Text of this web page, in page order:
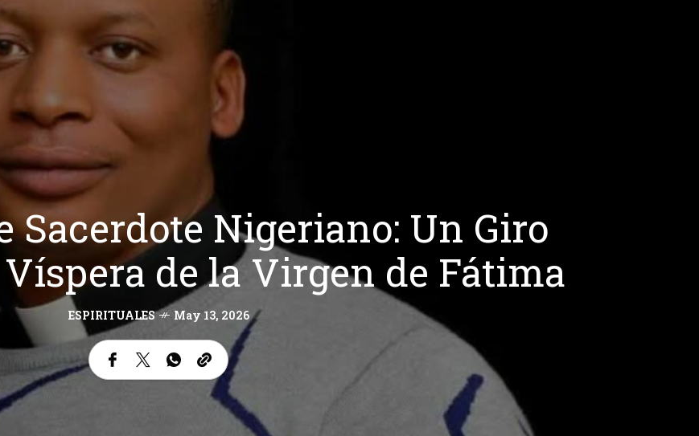
Sacerdote Nigeriano: Un Giro
de la Virgen de Fátima
ESPIRITUALES May 13, 2026